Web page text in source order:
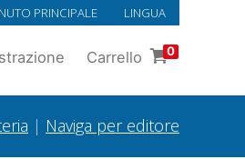
PRINCIPALE LINGUA
Carrello 0
| Naviga per editore